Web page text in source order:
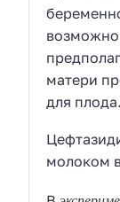
возможно
матери
для плода.
молоком